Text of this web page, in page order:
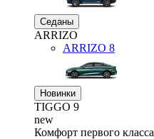
Седаны
ARRIZO
ARRIZO 8
Новинки
TIGGO 9
new
Комфорт первого класса